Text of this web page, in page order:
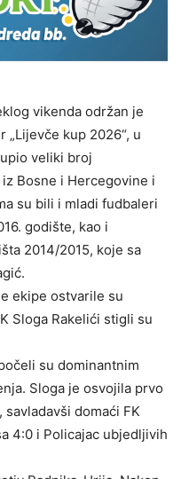
vikenda održan je
kup 2026“, u
veliki broj
Bosne i Hercegovine i
su bili i mladi fudbaleri
godište, kao i
2014/2015, koje sa
ekipe ostvarile su
Sloga Rakelići stigli su
su dominantnim
Sloga je osvojila prvo
domaći FK
4:0 i Policajac ubjedljivih